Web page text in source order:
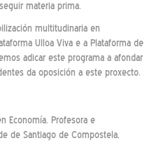
materia prima.
multitudinaria en
Ulloa Viva e a Plataforma de
adicar este programa a afondar
da oposición a este proxecto.
Economía. Profesora e
de Santiago de Compostela,